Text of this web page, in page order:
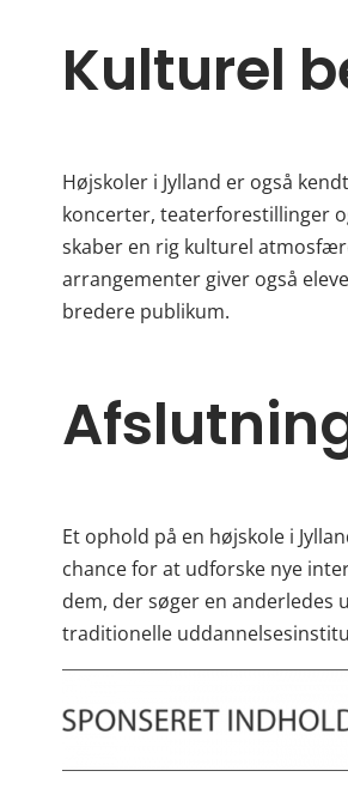
Kulturel
Højskoler i Jylland er også
koncerter, teaterforestillinger
skaber en rig kulturel
arrangementer giver også
bredere publikum.
Et ophold på en højskole i
chance for at udforske nye
dem, der søger en anderledes
traditionelle